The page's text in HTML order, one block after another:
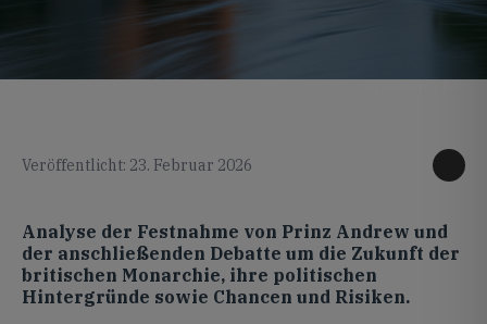
Veröffentlicht: 23. Februar 2026
Analyse der Festnahme von Prinz Andrew und
der anschließenden Debatte um die Zukunft der
britischen Monarchie, ihre politischen
Hintergründe sowie Chancen und Risiken.